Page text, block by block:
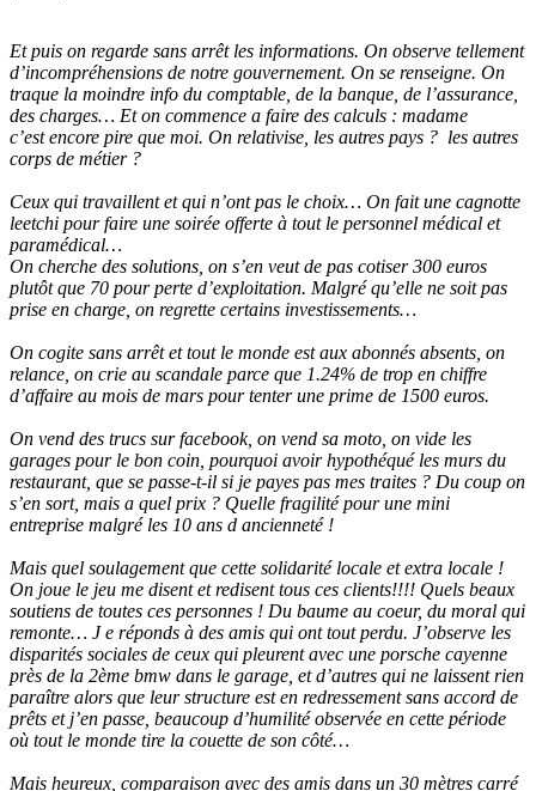
Et puis on regarde sans arrêt les informations. On observe tellement
d’incompréhensions de notre gouvernement. On se renseigne. On
traque la moindre info du comptable, de la banque, de l’assurance,
des charges… Et on commence a faire des calculs : madame
c’est encore pire que moi. On relativise, les autres pays ? les autres
corps de métier ?
Ceux qui travaillent et qui n’ont pas le choix… On fait une cagnotte
leetchi pour faire une soirée offerte à tout le personnel médical et
paramédical…
On cherche des solutions, on s’en veut de pas cotiser 300 euros
plutôt que 70 pour perte d’exploitation. Malgré qu’elle ne soit pas
prise en charge, on regrette certains investissements…
On cogite sans arrêt et tout le monde est aux abonnés absents, on
relance, on crie au scandale parce que 1.24% de trop en chiffre
d’affaire au mois de mars pour tenter une prime de 1500 euros.
On vend des trucs sur facebook, on vend sa moto, on vide les
garages pour le bon coin, pourquoi avoir hypothéqué les murs du
restaurant, que se passe-t-il si je payes pas mes traites ? Du coup on
s’en sort, mais a quel prix ? Quelle fragilité pour une mini
entreprise malgré les 10 ans d ancienneté !
Mais quel soulagement que cette solidarité locale et extra locale !
On joue le jeu me disent et redisent tous ces clients!!!! Quels beaux
soutiens de toutes ces personnes ! Du baume au coeur, du moral qui
remonte… J e réponds à des amis qui ont tout perdu. J’observe les
disparités sociales de ceux qui pleurent avec une porsche cayenne
près de la 2ème bmw dans le garage, et d’autres qui ne laissent rien
paraître alors que leur structure est en redressement sans accord de
prêts et j’en passe, beaucoup d’humilité observée en cette période
où tout le monde tire la couette de son côté…
Mais heureux, comparaison avec des amis dans un 30 mètres carré